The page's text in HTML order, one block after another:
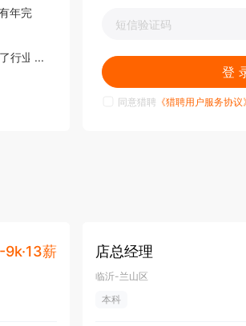
登
同意猎聘 《猎聘用户服务协议
年完
行
，
奖
施
进
...
9k·13薪 店总经理
临沂-兰山区
本科